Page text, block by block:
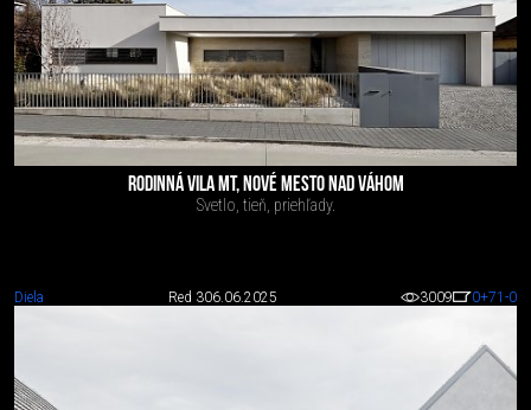
RODINNÁ VILA MT, NOVÉ MESTO NAD VÁHOM
Svetlo, tieň, priehľady.
Diela Red 306.06.2025 3009 0+71 -0